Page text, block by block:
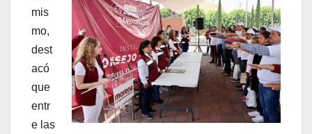
mis
mo,
dest
acó
que
entr
e las